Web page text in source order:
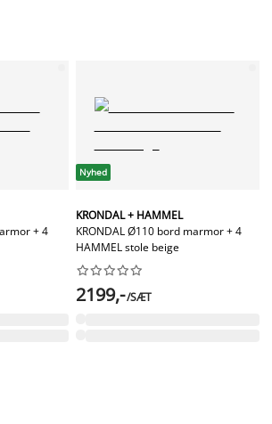
+ 4
Nyhed
KRONDAL + HAMMEL
KRONDAL Ø110 bord marmor + 4
HAMMEL stole beige






2199,-/SÆT